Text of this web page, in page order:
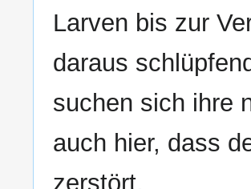
Larven bis zur
daraus
suchen sich ihre
auch hier, dass
zerstört.